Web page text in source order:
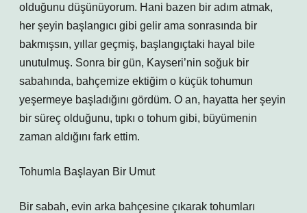
olduğunu düşünüyorum. Hani bazen bir adım atmak,
her şeyin başlangıcı gibi gelir ama sonrasında bir
bakmışsın, yıllar geçmiş, başlangıçtaki hayal bile
unutulmuş. Sonra bir gün, Kayseri’nin soğuk bir
sabahında, bahçemize ektiğim o küçük tohumun
yeşermeye başladığını gördüm. O an, hayatta her şeyin
bir süreç olduğunu, tıpkı o tohum gibi, büyümenin
zaman aldığını fark ettim.
Tohumla Başlayan Bir Umut
Bir sabah, evin arka bahçesine çıkarak tohumları